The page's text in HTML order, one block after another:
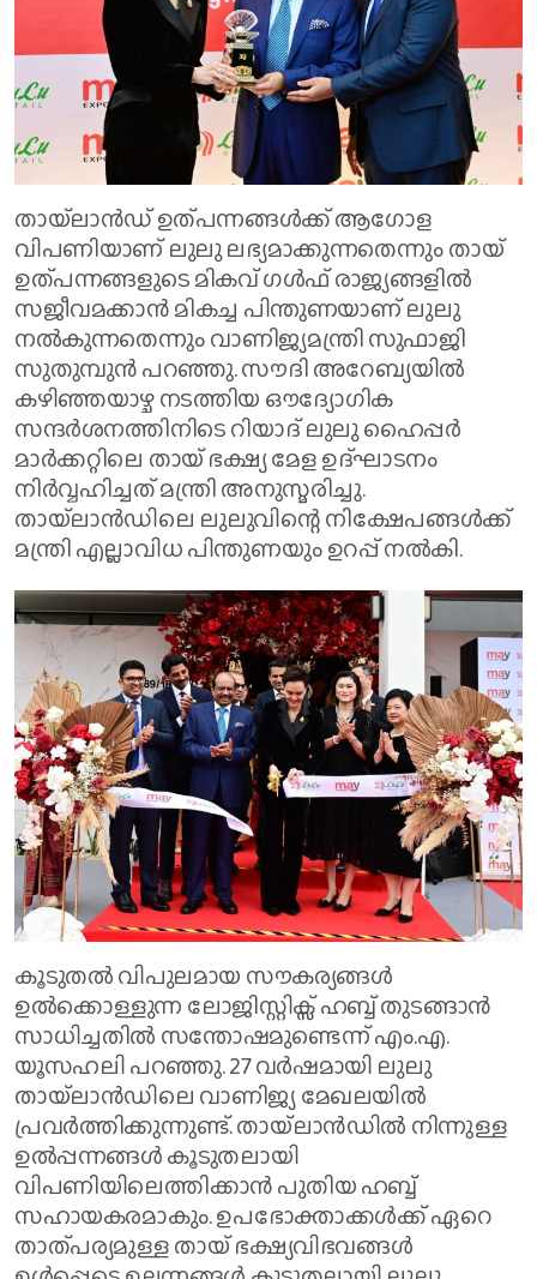
തായ്‌ലാൻഡ് ഉത്പന്നങ്ങൾക്ക് ആഗോള
വിപണിയാണ് ലുലു ലഭ്യമാക്കുന്നതെന്നും തായ്
ഉത്പന്നങ്ങളുടെ മികവ് ഗൾഫ് രാജ്യങ്ങളിൽ
സജീവമക്കാൻ മികച്ച പിന്തുണയാണ് ലുലു
നൽകുന്നതെന്നും വാണിജ്യമന്ത്രി സുഫാജി
സുതുമ്പുൻ പറഞ്ഞു. സൗദി അറേബ്യയിൽ
കഴിഞ്ഞയാഴ്ച നടത്തിയ ഔദ്യോഗിക
സന്ദർശനത്തിനിടെ റിയാദ് ലുലു ഹൈപ്പർ
മാർക്കറ്റിലെ തായ് ഭക്ഷ്യ മേള ഉദ്ഘാടനം
നിർവ്വഹിച്ചത് മന്ത്രി അനുസ്മരിച്ചു.
തായ്ലാൻഡിലെ ലുലുവിന്റെ നിക്ഷേപങ്ങൾക്ക്
മന്ത്രി എല്ലാവിധ പിന്തുണയും ഉറപ്പ് നൽകി.
കൂടുതൽ വിപുലമായ സൗകര്യങ്ങൾ
ഉൽക്കൊള്ളുന്ന ലോജിസ്റ്റിക്സ് ഹബ്ബ് തുടങ്ങാൻ
സാധിച്ചതിൽ സന്തോഷമുണ്ടെന്ന് എം.എ.
യൂസഹലി പറഞ്ഞു. 27 വർഷമായി ലുലു
തായ്‌ലാൻഡിലെ വാണിജ്യ മേഖലയിൽ
പ്രവർത്തിക്കുന്നുണ്ട്. തായ്‌ലാൻഡിൽ നിന്നുള്ള
ഉൽപ്പന്നങ്ങൾ കൂടുതലായി
വിപണിയിലെത്തിക്കാൻ പുതിയ ഹബ്ബ്
സഹായകരമാകും. ഉപഭോക്താക്കൾക്ക് ഏറെ
താത്പര്യമുള്ള തായ്‌ ഭക്ഷ്യവിഭവങ്ങൾ